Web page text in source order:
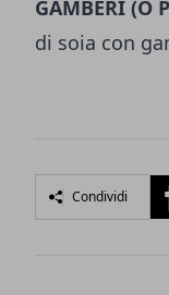
GAMBERI (O
di soia con
Condividi